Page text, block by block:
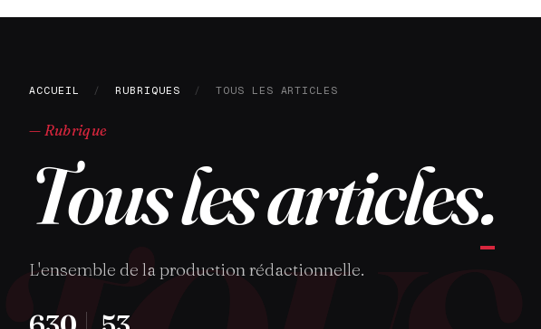
ACCUEIL / RUBRIQUES / TOUS LES ARTICLES
— Rubrique
Tous les articles.
L'ensemble de la production rédactionnelle.